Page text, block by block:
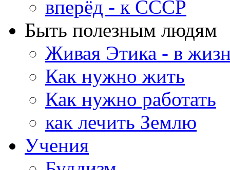
вперёд - к СССР
Быть полезным людям
Живая Этика - в
Как нужно жить
Как нужно работать
как лечить Землю
Учения